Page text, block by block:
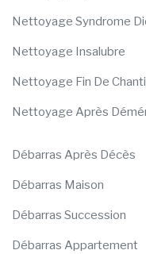
Nettoyage Syndrome
Nettoyage Insalubre
Nettoyage Fin De
Nettoyage Après
Débarras Après Décès
Débarras Maison
Débarras Succession
Débarras Appartement